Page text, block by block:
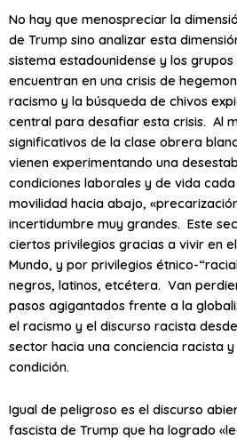
No hay que menospreciar la
de Trump sino analizar esta
sistema estadounidense y los
encuentran en una crisis de
racismo y la búsqueda de chivos
central para desafiar esta crisis. Al
significativos de la clase obrera
vienen experimentando una
condiciones laborales y de vida
movilidad hacia abajo,
incertidumbre muy grandes. Este
ciertos privilegios gracias a vivir en
Mundo, y por privilegios étnico-
negros, latinos, etcétera. Van
pasos agigantados frente a la
el racismo y el discurso racista
sector hacia una conciencia racista
condición.
Igual de peligroso es el discurso
fascista de Trump que ha logrado